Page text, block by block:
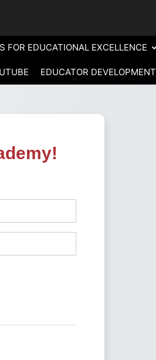
FOR EDUCATIONAL EXCELLENCE
EDUCATOR DEVELOPMENT